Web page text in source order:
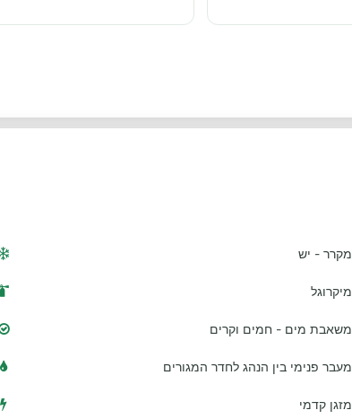
מקרר - יש
מיקרוגל
משאבת מים - חמים וקרים
מעבר פנימי בין הנהג לחדר המגורים
מזגן קדמי